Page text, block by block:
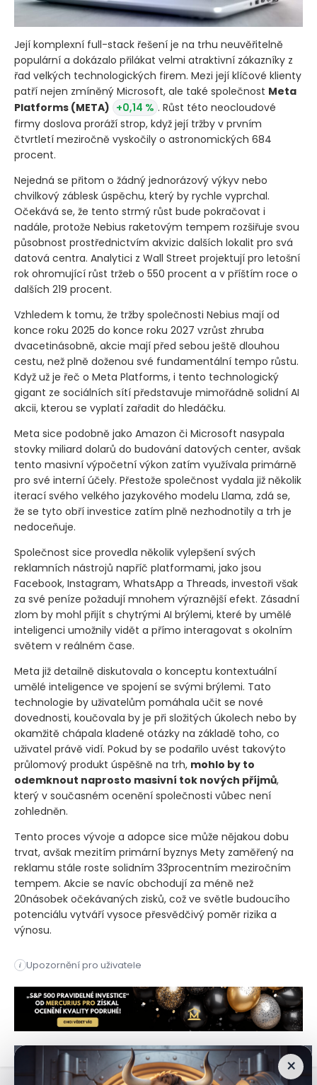
Její komplexní full-stack řešení je na trhu neuvěřitelně
populární a dokázalo přilákat velmi atraktivní zákazníky z
řad velkých technologických firem. Mezi její klíčové klienty
patří nejen zmíněný Microsoft, ale také společnost Meta
Platforms (META) +0,14 % . Růst této neocloudové
firmy doslova proráží strop, když její tržby v prvním
čtvrtletí meziročně vyskočily o astronomických 684
procent.
Nejedná se přitom o žádný jednorázový výkyv nebo
chvilkový záblesk úspěchu, který by rychle vyprchal.
Očekává se, že tento strmý růst bude pokračovat i
nadále, protože Nebius raketovým tempem rozšiřuje svou
působnost prostřednictvím akvizic dalších lokalit pro svá
datová centra. Analytici z Wall Street projektují pro letošní
rok ohromující růst tržeb o 550 procent a v příštím roce o
dalších 219 procent.
Vzhledem k tomu, že tržby společnosti Nebius mají od
konce roku 2025 do konce roku 2027 vzrůst zhruba
dvacetinásobně, akcie mají před sebou ještě dlouhou
cestu, než plně doženou své fundamentální tempo růstu.
Když už je řeč o Meta Platforms, i tento technologický
gigant ze sociálních sítí představuje mimořádně solidní AI
akcii, kterou se vyplatí zařadit do hledáčku.
Meta sice podobně jako Amazon či Microsoft nasypala
stovky miliard dolarů do budování datových center, avšak
tento masivní výpočetní výkon zatím využívala primárně
pro své interní účely. Přestože společnost vydala již několik
iterací svého velkého jazykového modelu Llama, zdá se,
že se tyto obří investice zatím plně nezhodnotily a trh je
nedoceňuje.
Společnost sice provedla několik vylepšení svých
reklamních nástrojů napříč platformami, jako jsou
Facebook, Instagram, WhatsApp a Threads, investoři však
za své peníze požadují mnohem výraznější efekt. Zásadní
zlom by mohl přijít s chytrými AI brýlemi, které by umělé
inteligenci umožnily vidět a přímo interagovat s okolním
světem v reálném čase.
Meta již detailně diskutovala o konceptu kontextuální
umělé inteligence ve spojení se svými brýlemi. Tato
technologie by uživatelům pomáhala učit se nové
dovednosti, koučovala by je při složitých úkolech nebo by
okamžitě chápala kladené otázky na základě toho, co
uživatel právě vidí. Pokud by se podařilo uvést takovýto
průlomový produkt úspěšně na trh, mohlo by to
odemknout naprosto masivní tok nových příjmů,
který v současném ocenění společnosti vůbec není
zohledněn.
Tento proces vývoje a adopce sice může nějakou dobu
trvat, avšak mezitím primární byznys Mety zaměřený na
reklamu stále roste solidním 33procentním meziročním
tempem. Akcie se navíc obchodují za méně než
20násobek očekávaných zisků, což ve světle budoucího
potenciálu vytváří vysoce přesvědčivý poměr rizika a
výnosu.
i Upozornění pro uživatele
Výrobce čipů Nvidia dominuje trhu díky enormní poptávce
×